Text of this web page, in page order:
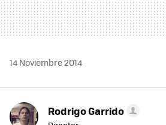
14 Noviembre 2014
Rodrigo Garrido